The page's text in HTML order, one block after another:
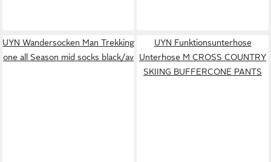
UYN Wandersocken Man Trekking
one all Season mid socks black/av
UYN Funktionsunterhose
Unterhose M CROSS COUNTRY
SKIING BUFFERCONE PANTS